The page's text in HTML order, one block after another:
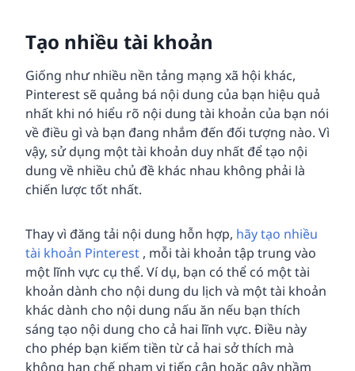
Tạo nhiều tài khoản
Giống như nhiều nền tảng mạng xã hội khác,
Pinterest sẽ quảng bá nội dung của bạn hiệu quả
nhất khi nó hiểu rõ nội dung tài khoản của bạn nói
về điều gì và bạn đang nhắm đến đối tượng nào. Vì
vậy, sử dụng một tài khoản duy nhất để tạo nội
dung về nhiều chủ đề khác nhau không phải là
chiến lược tốt nhất.
Thay vì đăng tải nội dung hỗn hợp, hãy tạo nhiều
tài khoản Pinterest , mỗi tài khoản tập trung vào
một lĩnh vực cụ thể. Ví dụ, bạn có thể có một tài
khoản dành cho nội dung du lịch và một tài khoản
khác dành cho nội dung nấu ăn nếu bạn thích
sáng tạo nội dung cho cả hai lĩnh vực. Điều này
cho phép bạn kiếm tiền từ cả hai sở thích mà
không hạn chế phạm vi tiếp cận hoặc gây nhầm